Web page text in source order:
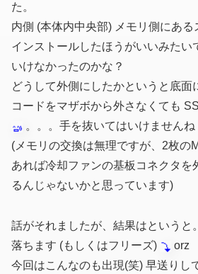
た。
内側 (本体内中央部) メモリ側にある
インストールしたほうがいいみたい
いけなかったのかな？
どうして外側にしたかというと底面
コードをマザボから外さなくても
。。。手を抜いてはいけませんね
(メモリの交換は無理ですが、2枚の
あれば冷却ファンの基板コネクタを
るんじゃないかと思っています)
話がそれましたが、結果はというと
落ちます (もしくはフリーズ)
orz
今回はこんなのも出現(笑) 早送りし